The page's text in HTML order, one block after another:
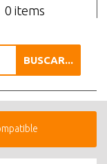
0 items
BUSCAR...